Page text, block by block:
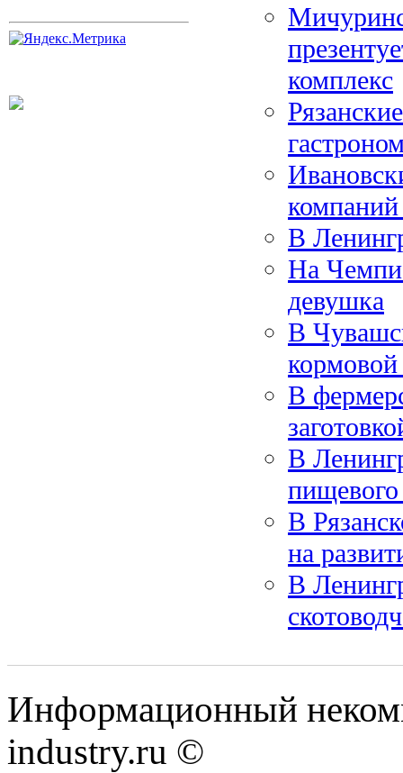
комплекс
В
На
девушка
В
В
В
В
на
В
Информационный
industry.ru ©